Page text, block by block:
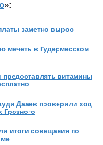
»:
заметно вырос
мечеть в Гудермесском
витамины
Дааев проверили ход
Грозного
итоги совещания по